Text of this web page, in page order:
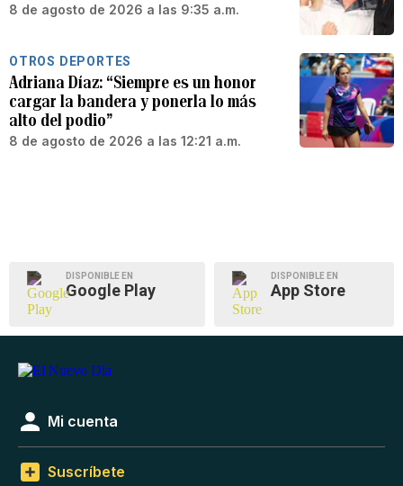
8 de agosto de 2026 a las 9:35 a.m.
OTROS DEPORTES
Adriana Díaz: “Siempre es un honor
cargar la bandera y ponerla lo más
alto del podio”
8 de agosto de 2026 a las 12:21 a.m.
DISPONIBLE EN
Google Play
DISPONIBLE EN
App Store
Mi cuenta
Suscríbete